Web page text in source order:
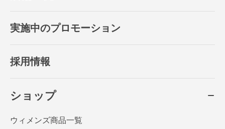
実施中のプロモーション
採用情報
ショップ
ウィメンズ商品一覧